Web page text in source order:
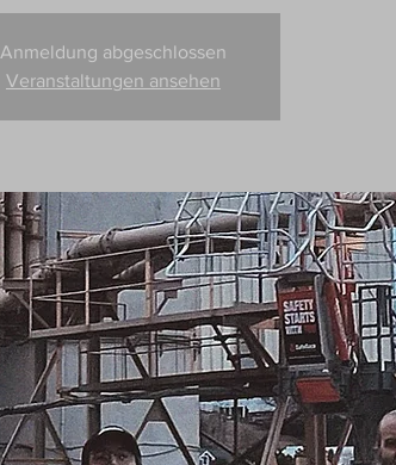
Anmeldung abgeschlossen
Veranstaltungen ansehen